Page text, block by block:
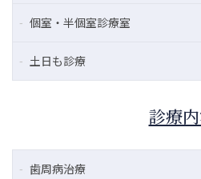
個室・半個室診療室
土日も診療
診療
歯周病治療